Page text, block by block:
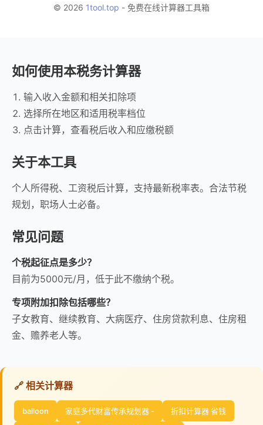
© 2026 1tool.top - 免费在线计算器工具箱
如何使用本税务计算器
输入收入金额和相关扣除项
选择所在地区和适用税率档位
点击计算，查看税后收入和应缴税额
关于本工具
个人所得税、工资税后计算，支持最新税率表。合法节税
规划，职场人士必备。
常见问题
个税起征点是多少？
目前为5000元/月，低于此不缴纳个税。
专项附加扣除包括哪些？
子女教育、继续教育、大病医疗、住房贷款利息、住房租
金、赡养老人等。
🔗 相关计算器
balloon 家庭多代财富传承规划器 - 折扣计算器 省钱